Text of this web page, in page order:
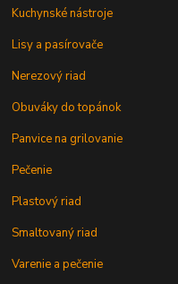
Kuchynské nástroje
Lisy a pasírovače
Nerezový riad
Obuváky do topánok
Panvice na grilovanie
Pečenie
Plastový riad
Smaltovaný riad
Varenie a pečenie